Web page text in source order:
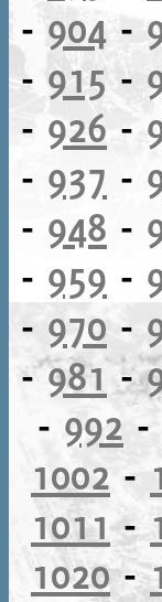
- 904-
-915-
- 926-
- 937 -
- 948 -
- 959 -
- 970 -
-981-
- 992 -
1002 -
1011-
1020-